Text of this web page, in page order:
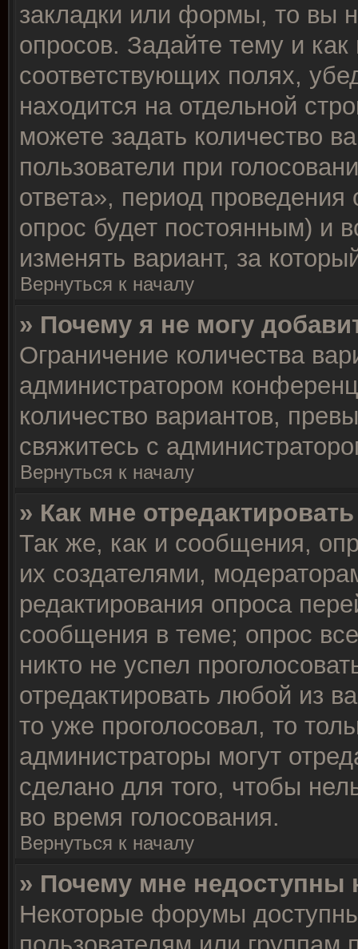
закладки или формы, то вы
опросов. Задайте тему и
соответствующих полях,
находится на отдельной
можете задать количество
пользователи при
ответа», период проведения
опрос будет постоянным) и
изменять вариант, за
Вернуться к началу
» Почему я не могу
Ограничение количества
администратором
количество вариантов,
свяжитесь с
Вернуться к началу
» Как мне
Так же, как и сообщения,
их создателями,
редактирования опроса
сообщения в теме; опрос
никто не успел
отредактировать любой из
то уже проголосовал, то
администраторы могут
сделано для того, чтобы
во время голосования.
Вернуться к началу
» Почему мне
Некоторые форумы